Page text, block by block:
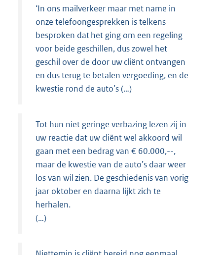
‘In ons mailverkeer maar met name in
onze telefoongesprekken is telkens
besproken dat het ging om een regeling
voor beide geschillen, dus zowel het
geschil over de door uw cliënt ontvangen
en dus terug te betalen vergoeding, en de
kwestie rond de auto’s (…)
Tot hun niet geringe verbazing lezen zij in
uw reactie dat uw cliënt wel akkoord wil
gaan met een bedrag van € 60.000,--,
maar de kwestie van de auto’s daar weer
los van wil zien. De geschiedenis van vorig
jaar oktober en daarna lijkt zich te
herhalen.
(…)